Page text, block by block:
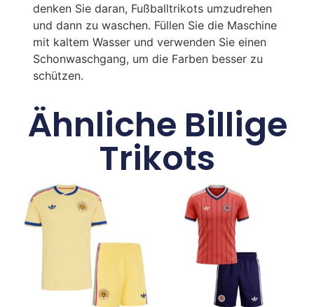
denken Sie daran, Fußballtrikots umzudrehen
und dann zu waschen. Füllen Sie die Maschine
mit kaltem Wasser und verwenden Sie einen
Schonwaschgang, um die Farben besser zu
schützen.
Ähnliche Billige
Trikots